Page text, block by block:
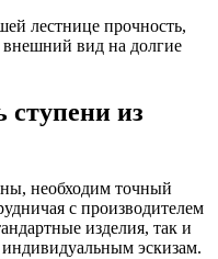
лестнице прочность,
вид на долгие
ступени из
необходим точный
с производителем
изделия, так и
эскизам.